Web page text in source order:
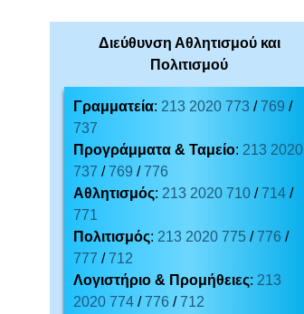
Διεύθυνση Αθλητισμού και
Πολιτισμού
Γραμματεία: 213 2020 773 / 769 /
737
Προγράμματα & Ταμείο: 213 2020
737 / 769 / 776
Αθλητισμός: 213 2020 710 / 714 /
771
Πολιτισμός: 213 2020 775 / 776 /
777 / 712
Λογιστήριο & Προμήθειες: 213
2020 774 / 776 / 712